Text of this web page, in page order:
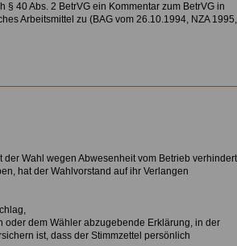
§ 40 Abs. 2 BetrVG ein Kommentar zum BetrVG in
Arbeitsmittel zu (BAG vom 26.10.1994, NZA 1995,
Wahl wegen Abwesenheit vom Betrieb verhindert
hat der Wahlvorstand auf ihr Verlangen
oder dem Wähler abzugebende Erklärung, in der
ist, dass der Stimmzettel persönlich